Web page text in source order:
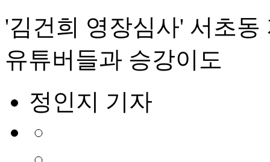
'김건희 영장심사' 서초
유튜버들과 승강이도
정인지 기자